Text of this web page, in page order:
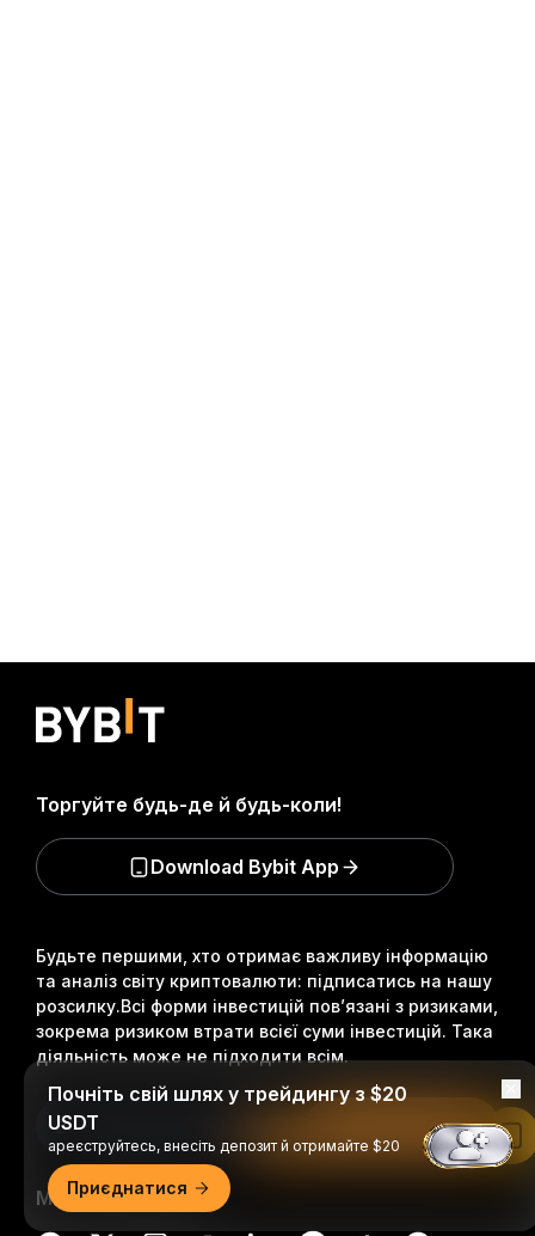
Будьте першими, хто отримає важливу інформацію
та аналіз світу криптовалюти: підписатись на нашу
розсилку.Всі форми інвестицій пов’язані з ризиками,
зокрема ризиком втрати всієї суми інвестицій. Така
діяльність може не підходити всім.
Підписатися
Ми в соцмережах
Торгуйте будь-де й будь-коли!
Download Bybit App
Почніть свій шлях у трейдингу з $20
USDT
ареєструйтесь, внесіть депозит й отримайте $20
Приєднатися
Читати в застосунку Bybit